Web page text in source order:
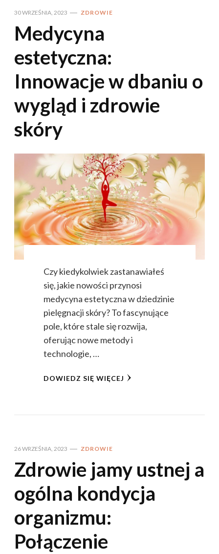
30 WRZEŚNIA, 2023 ZDROWIE
Medycyna
estetyczna:
Innowacje w dbaniu o
wygląd i zdrowie
skóry
Czy kiedykolwiek zastanawiałeś
się, jakie nowości przynosi
medycyna estetyczna w dziedzinie
pielęgnacji skóry? To fascynujące
pole, które stale się rozwija,
oferując nowe metody i
technologie, …
DOWIEDZ SIĘ WIĘCEJ
26 WRZEŚNIA, 2023 ZDROWIE
Zdrowie jamy ustnej a
ogólna kondycja
organizmu:
Połączenie